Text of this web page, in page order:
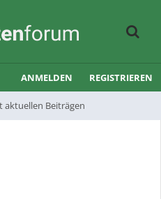
aktuellen Beiträgen
ANMELDEN REGISTRIEREN